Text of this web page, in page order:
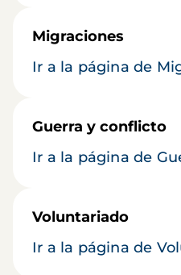
Migraciones
Ir a la página de
Guerra y conflicto
Ir a la página de
Voluntariado
Ir a la página de